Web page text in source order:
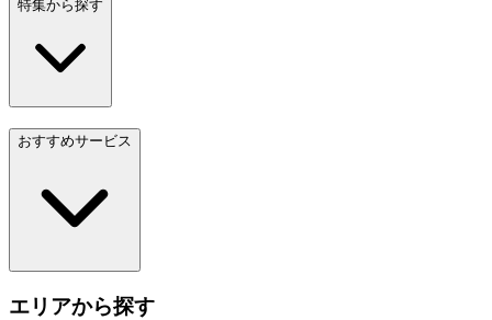
特集から探す
おすすめサービス
エリアから探す